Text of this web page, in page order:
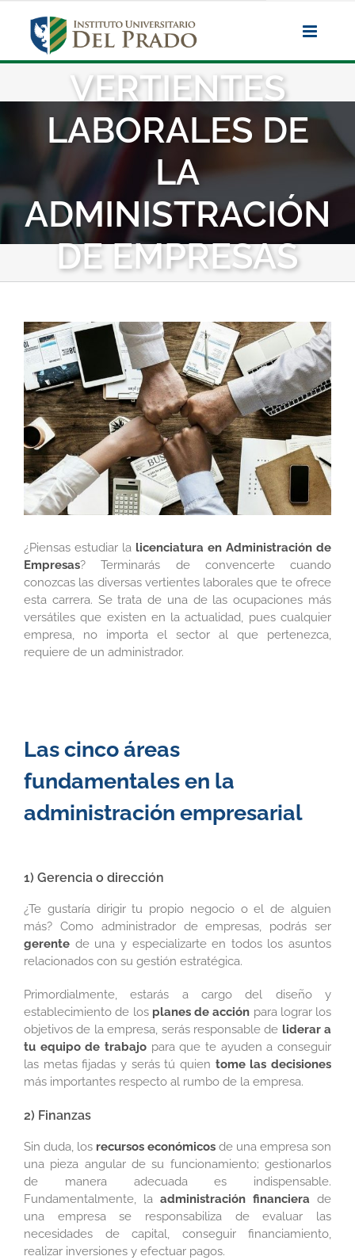
contenido
VERTIENTES
LABORALES DE
LA
ADMINISTRACIÓN
DE EMPRESAS
Ver
imagen
más
grande
¿Piensas estudiar la licenciatura en Administración de
Empresas? Terminarás de convencerte cuando
conozcas las diversas vertientes laborales que te ofrece
esta carrera. Se trata de una de las ocupaciones más
versátiles que existen en la actualidad, pues cualquier
empresa, no importa el sector al que pertenezca,
requiere de un administrador.
Las cinco áreas
fundamentales en la
administración empresarial
1) Gerencia o dirección
¿Te gustaría dirigir tu propio negocio o el de alguien
más? Como administrador de empresas, podrás ser
gerente de una y especializarte en todos los asuntos
relacionados con su gestión estratégica.
Primordialmente, estarás a cargo del diseño y
establecimiento de los planes de acción para lograr los
objetivos de la empresa, serás responsable de liderar a
tu equipo de trabajo para que te ayuden a conseguir
las metas fijadas y serás tú quien tome las decisiones
más importantes respecto al rumbo de la empresa.
2) Finanzas
Sin duda, los recursos económicos de una empresa son
una pieza angular de su funcionamiento; gestionarlos
de manera adecuada es indispensable.
Fundamentalmente, la administración financiera de
una empresa se responsabiliza de evaluar las
necesidades de capital, conseguir financiamiento,
realizar inversiones y efectuar pagos.